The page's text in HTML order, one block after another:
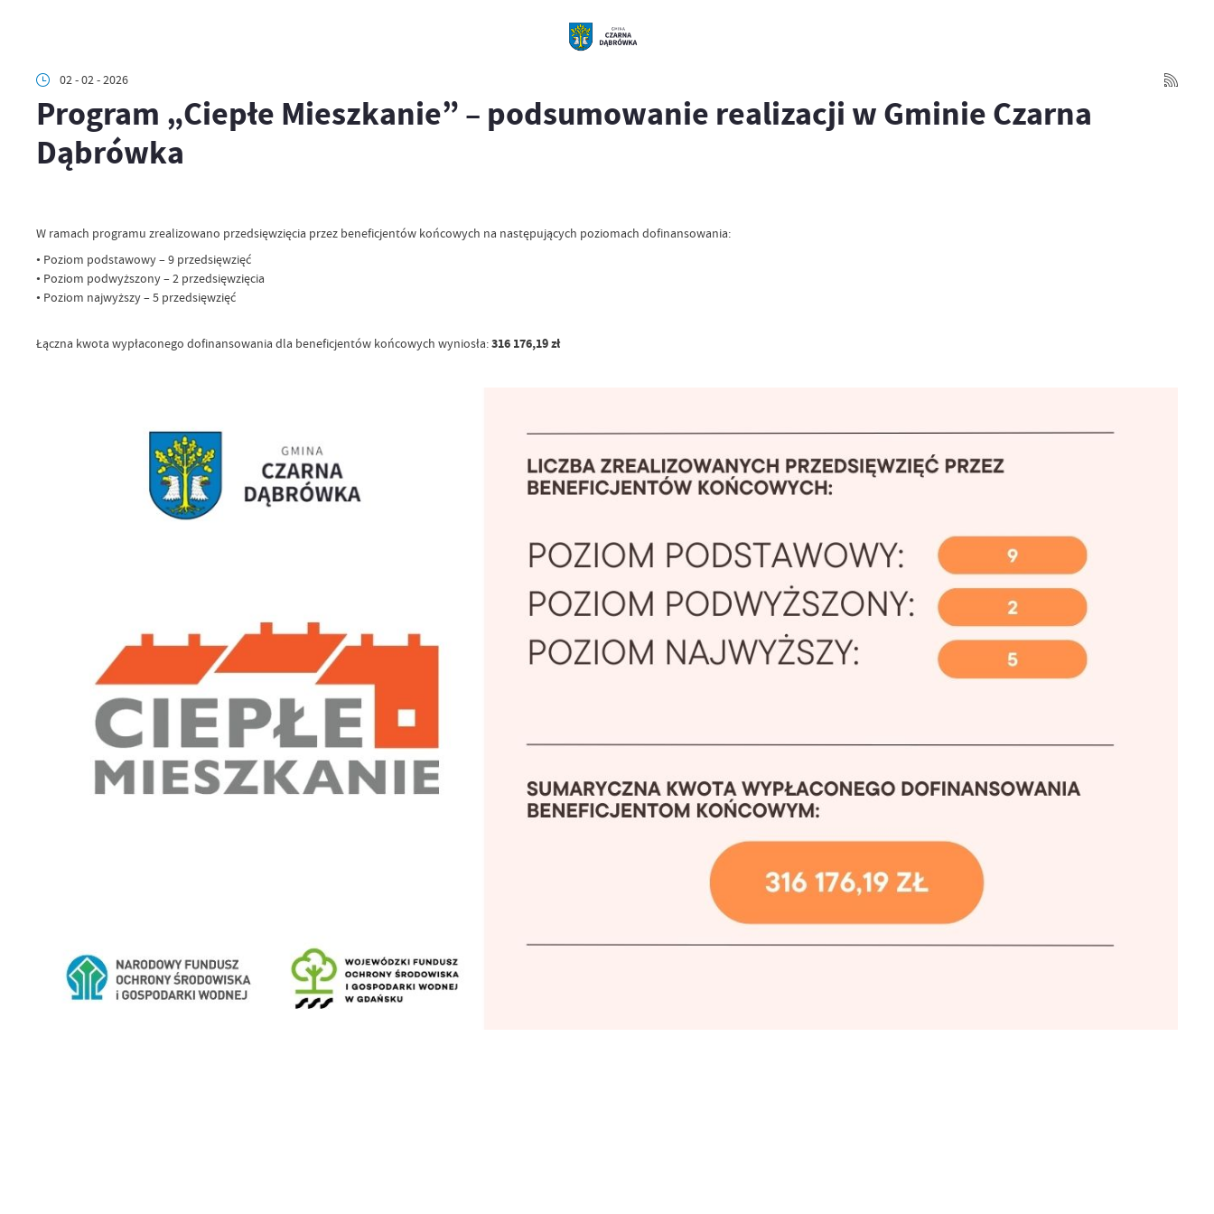
02 - 02 - 2026
Program „Ciepłe Mieszkanie” – podsumowanie realizacji w Gminie Czarna
Dąbrówka
W ramach programu zrealizowano przedsięwzięcia przez beneficjentów końcowych na następujących poziomach dofinansowania:
• Poziom podstawowy – 9 przedsięwzięć
• Poziom podwyższony – 2 przedsięwzięcia
• Poziom najwyższy – 5 przedsięwzięć
Łączna kwota wypłaconego dofinansowania dla beneficjentów końcowych wyniosła:316 176,19 zł